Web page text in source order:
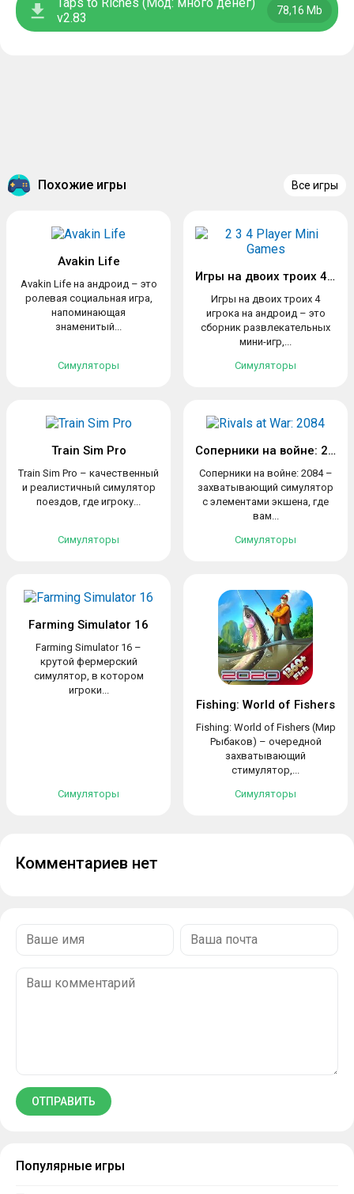
v2.83
78,16 Mb
Похожие игры Все игры
Avakin Life
Avakin Life на андроид – это
ролевая социальная игра,
напоминающая
знаменитый...
Симуляторы
Игры на двоих троих 4 игрока
Игры на двоих троих 4
игрока на андроид – это
сборник развлекательных
мини-игр,...
Симуляторы
Train Sim Pro
Train Sim Pro – качественный
и реалистичный симулятор
поездов, где игроку...
Симуляторы
Соперники на войне: 2084
Соперники на войне: 2084 –
захватывающий симулятор
с элементами экшена, где
вам...
Симуляторы
Farming Simulator 16
Farming Simulator 16 –
крутой фермерский
симулятор, в котором
игроки...
Симуляторы
Fishing: World of Fishers
Fishing: World of Fishers (Мир
Рыбаков) – очередной
захватывающий
стимулятор,...
Симуляторы
Комментариев нет
Популярные игры